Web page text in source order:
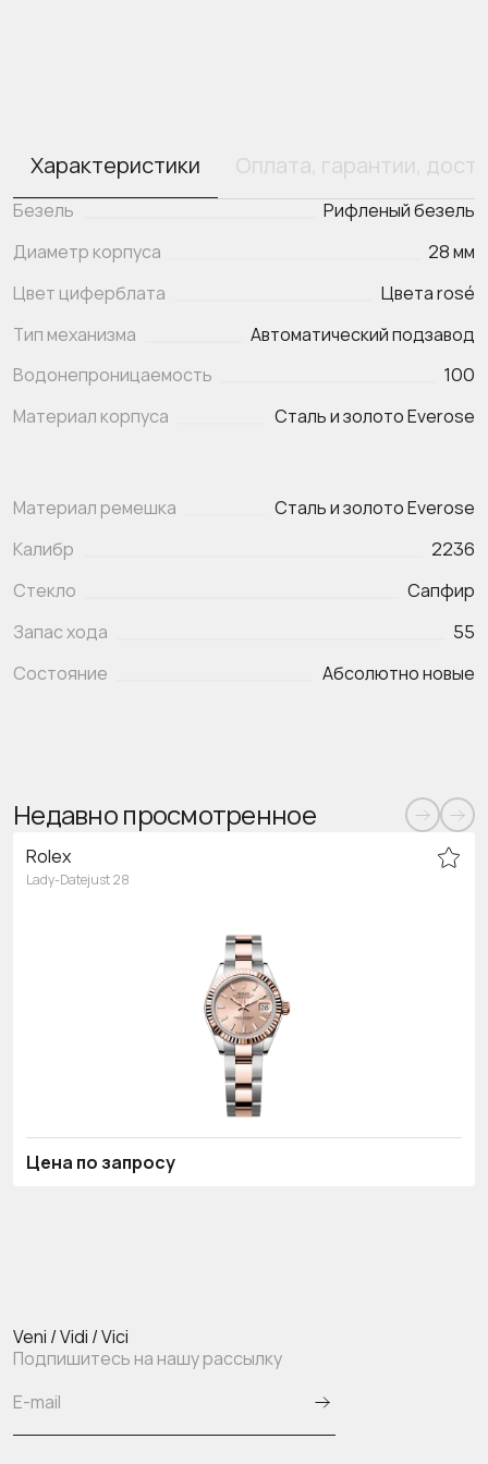
Характеристики Оплата, гарантии,
Безель
Рифленый безель
Диаметр корпуса
28 мм
Цвет циферблата
Цвета rosé
Тип механизма
Автоматический подзавод
Водонепроницаемость
100
Материал корпуса
Сталь и золото Everose
Материал ремешка
Сталь и золото Everose
Калибр
2236
Стекло
Сапфир
Запас хода
55
Состояние
Абсолютно новые
Недавно просмотренное
Rolex
Lady-Datejust 28
Цена по запросу
Veni / Vidi / Vici
Подпишитесь на нашу рассылку